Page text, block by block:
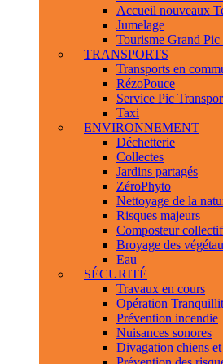
Accueil nouveaux
Jumelage
Tourisme Grand
TRANSPORTS
Transports en
RézoPouce
Service Pic
Taxi
ENVIRONNEMENT
Déchetterie
Collectes
Jardins partagés
ZéroPhyto
Nettoyage de la
Risques majeurs
Composteur collectif
Broyage des
Eau
SÉCURITÉ
Travaux en cours
Opération
Prévention incendie
Nuisances sonores
Divagation chiens et